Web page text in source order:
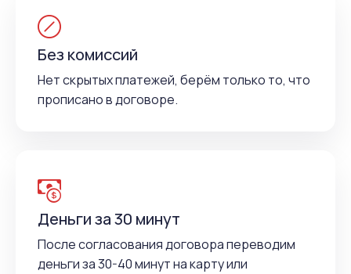
Без комиссий
Нет скрытых платежей, берём только то, что
прописано в договоре.
Деньги за 30 минут
После согласования договора переводим
деньги за 30-40 минут на карту или